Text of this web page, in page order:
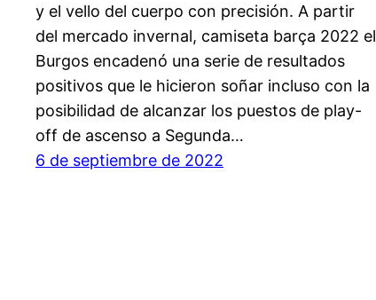
y el vello del cuerpo con precisión. A partir
del mercado invernal, camiseta barça 2022 el
Burgos encadenó una serie de resultados
positivos que le hicieron soñar incluso con la
posibilidad de alcanzar los puestos de play-
off de ascenso a Segunda…
6 de septiembre de 2022